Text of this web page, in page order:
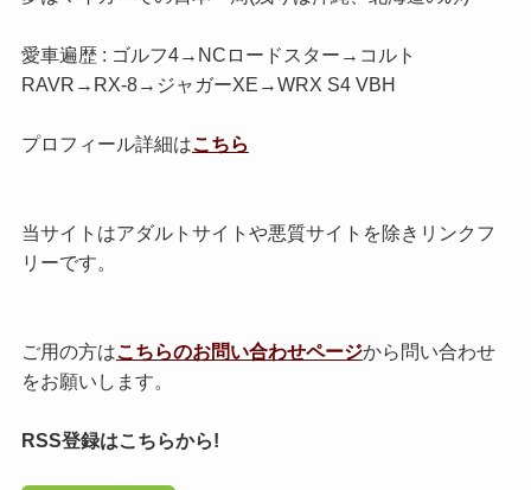
愛車遍歴 : ゴルフ4→NCロードスター→コルト
RAVR→RX-8→ジャガーXE→WRX S4 VBH
プロフィール詳細はこちら
当サイトはアダルトサイトや悪質サイトを除きリンクフ
リーです。
ご用の方はこちらのお問い合わせページから問い合わせ
をお願いします。
RSS登録はこちらから!